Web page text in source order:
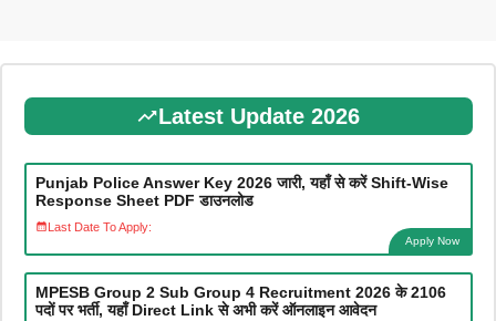
Latest Update 2026
Punjab Police Answer Key 2026 जारी, यहाँ से करें Shift-Wise
Response Sheet PDF डाउनलोड
Last Date To Apply:
Apply Now
MPESB Group 2 Sub Group 4 Recruitment 2026 के 2106
पदों पर भर्ती, यहाँ Direct Link से अभी करें ऑनलाइन आवेदन